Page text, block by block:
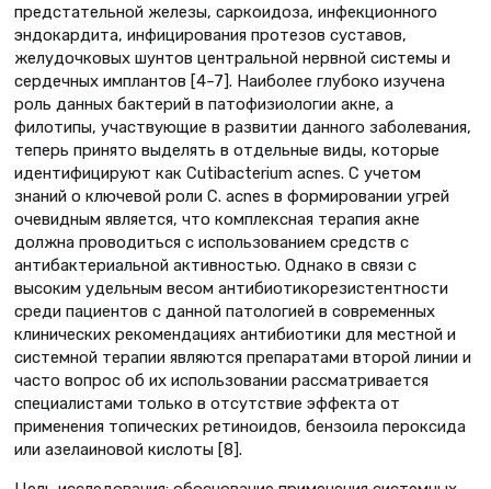
предстательной железы, саркоидоза, инфекционного
эндокардита, инфицирования протезов суставов,
желудочковых шунтов центральной нервной системы и
сердечных имплантов [4–7]. Наиболее глубоко изучена
роль данных бактерий в патофизиологии акне, а
филотипы, участвующие в развитии данного заболевания,
теперь принято выделять в отдельные виды, которые
идентифицируют как Cutibacterium acnes. С учетом
знаний о ключевой роли C. acnes в формировании угрей
очевидным является, что комплексная терапия акне
должна проводиться с использованием средств с
антибактериальной активностью. Однако в связи с
высоким удельным весом антибиотикорезистентности
среди пациентов с данной патологией в современных
клинических рекомендациях антибиотики для местной и
системной терапии являются препаратами второй линии и
часто вопрос об их использовании рассматривается
специалистами только в отсутствие эффекта от
применения топических ретиноидов, бензоила пероксида
или азелаиновой кислоты [8].